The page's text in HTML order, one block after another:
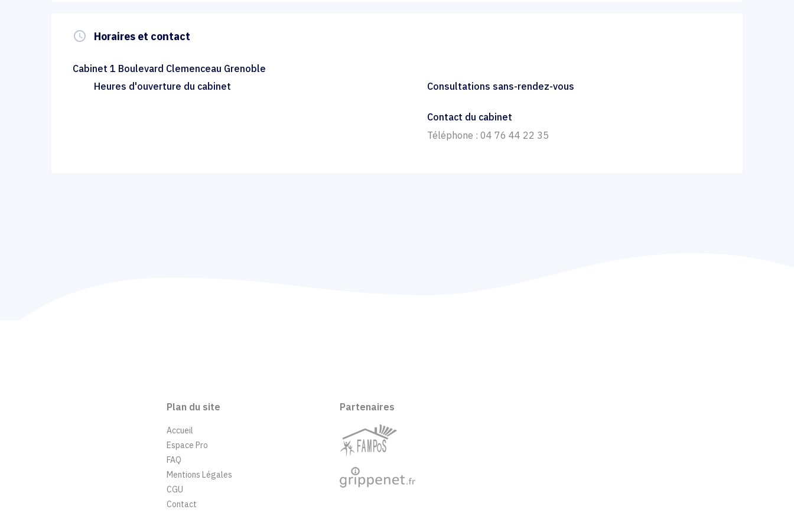
query_builder Horaires et contact
Cabinet 1 Boulevard Clemenceau Grenoble
Heures d'ouverture du cabinet
Consultations sans-rendez-vous
Contact du cabinet
Téléphone : 04 76 44 22 35
Plan du site
Accueil
Espace Pro
FAQ
Mentions Légales
CGU
Contact
Partenaires